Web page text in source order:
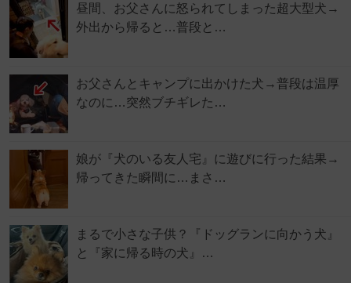
昼間、お父さんに怒られてしまった超大型犬→
外出から帰ると…普段と…
お父さんとキャンプに出かけた犬→普段は温厚
なのに…突然ブチギレた…
娘が『犬のいる友人宅』に遊びに行った結果→
帰ってきた瞬間に…まさ…
まるで小さな子供？『ドッグランに向かう犬』
と『家に帰る時の犬』…